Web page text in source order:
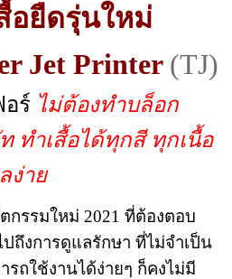
อยืดรุ่นใหม่
Jet Printer (TJ)
ร์ ไม่ต้องทำบล็อก
ทำเสื้อได้ทุกสี ทุกเนื้อ
ง่าย
รมใหม่ 2021 ที่ต้องตอบ
ถึงการดูแลรักษา ที่ไม่จำเป็น
ถใช้งานได้ง่ายๆ ก็คงไม่มี